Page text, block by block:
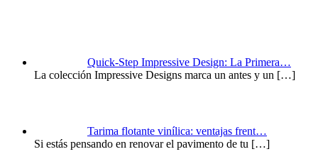
Quick-Step Impressive Design: La Primera…
La colección Impressive Designs marca un antes y un […]
Tarima flotante vinílica: ventajas frent…
Si estás pensando en renovar el pavimento de tu […]